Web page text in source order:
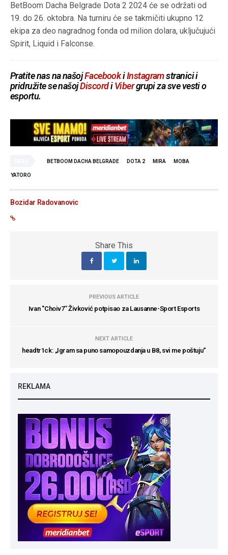
BetBoom Dacha Belgrade Dota 2 2024 će se održati od
19. do 26. oktobra. Na turniru će se takmičiti ukupno 12
ekipa za deo nagradnog fonda od milion dolara, uključujući
Spirit, Liquid i Falconse.
Pratite nas na našojFacebookiInstagramstranici i
pridružite se našojDiscordiVibergrupi za sve vesti o
esportu.
BETBOOM DACHA BELGRADE DOTA 2 MIRA MOBA
YATORO
Bozidar Radovanovic
Share This
PREVIOUS ARTICLE
Ivan ''Choiv7'' Živković potpisao za Lausanne-Sport Esports
NEXT ARTICLE
headtr1ck: „Igram sa puno samopouzdanja u B8, svi me poštuju“
REKLAMA